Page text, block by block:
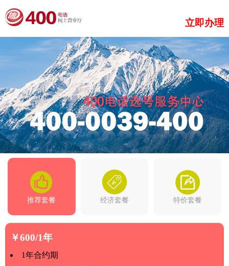
立即办理
推荐套餐 经济套餐 特价套餐
￥600/1年
1年合约期